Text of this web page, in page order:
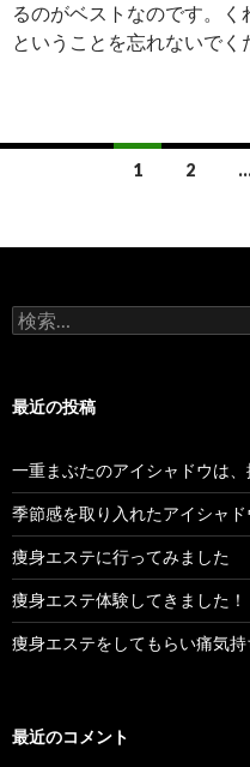
るのがベストなのです。く
ということを忘れないでく
ナ
ゲ
シ
ョ
ン
1 2
検
索:
最近の投稿
一重まぶたのアイシャドウは、
季節感を取り入れたアイシャド
痩身エステに行ってみました
痩身エステ体験してきました！
痩身エステをしてもらい痛気持
最近のコメント